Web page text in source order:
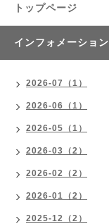
トップページ
インフォメーション
2026-07（1）
2026-06（1）
2026-05（1）
2026-03（2）
2026-02（2）
2026-01（2）
2025-12（2）